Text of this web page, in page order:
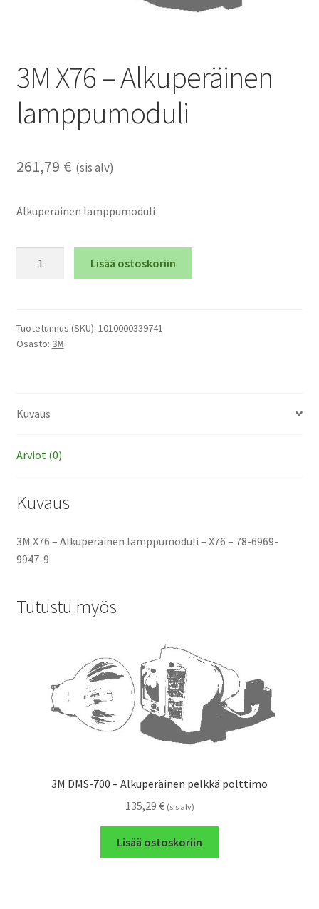
3M X76 – Alkuperäinen
lamppumoduli
261,79 € (sis alv)
Alkuperäinen lamppumoduli
lamppumoduli
määrä
Lisää ostoskoriin
Tuotetunnus (SKU): 1010000339741
Osasto: 3M
Kuvaus
Arviot (0)
Kuvaus
3M X76 – Alkuperäinen lamppumoduli – X76 – 78-6969-
9947-9
Tutustu myös
3M DMS-700 – Alkuperäinen pelkkä polttimo
135,29 € (sis alv)
Lisää ostoskoriin